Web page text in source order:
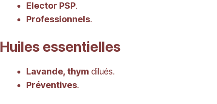
Elector PSP.
Professionnels.
Huiles essentielles
Lavande, thym dilués.
Préventives.